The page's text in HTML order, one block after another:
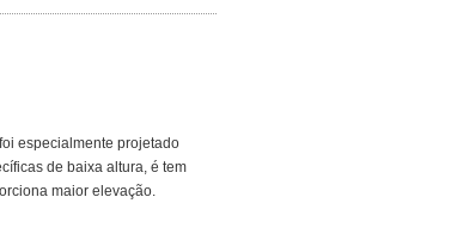
especialmente projetado
de baixa altura, é tem
maior elevação.